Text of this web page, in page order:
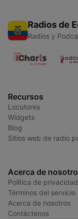
Radios de
Radios y
Recursos
Locutores
Widgets
Blog
Sitios web de radio
Acerca de
Política de privacidad
Términos del servicio
Acerca de nosotros
Contáctenos